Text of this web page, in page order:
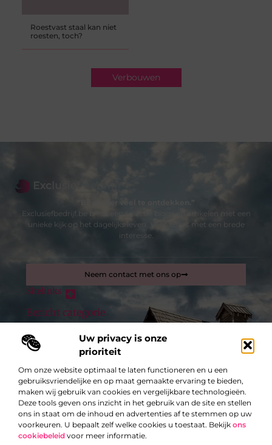
Uw privacy is onze
prioriteit
Om onze website optimaal te laten functioneren en u een
gebruiksvriendelijke en op maat gemaakte ervaring te bieden,
maken wij gebruik van cookies en vergelijkbare technologieën.
Deze tools geven ons inzicht in het gebruik van de site en stellen
ons in staat om de inhoud en advertenties af te stemmen op uw
voorkeuren. U bepaalt zelf welke cookies u toestaat. Bekijk ons
cookiebeleid voor meer informatie.
Roestvast staal kan niet
roesten, toch?
Verbouwen
Exclusiefbedrijf.be biedt een selectie blogs en artikelen met een
unieke kijk op het dagelijks leven. Voor lezers met een brede
interesse.
Sitelinks
De best gelezen stukken op een rij
24 – Uur Slotenmaker Services
Inspiratie: prachtige voorbeelden van een garage op maat
en de toepassingen
Vijf Gouden Tips voor Startende Ondernemers: Zo Vind Je
Nieuwe Opdrachten
Bericht categorie
Neem contact met ons op